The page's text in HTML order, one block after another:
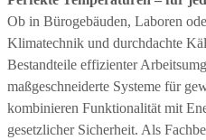
Ob in Bürogebäuden, Laboren
Klimatechnik und durchdachte
Bestandteile effizienter
maßgeschneiderte Systeme für
kombinieren Funktionalität mit
gesetzlicher Sicherheit. Als